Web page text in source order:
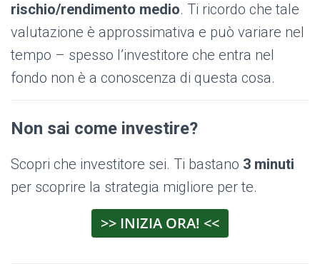
rischio/rendimento medio. Ti ricordo che tale
valutazione è approssimativa e può variare nel
tempo – spesso l’investitore che entra nel
fondo non è a conoscenza di questa cosa.
Non sai come investire?
Scopri che investitore sei. Ti bastano 3 minuti
per scoprire la strategia migliore per te.
>> INIZIA ORA! <<